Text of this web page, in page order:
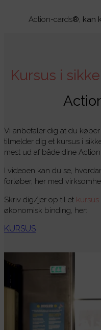
Action-cards®, kan
Kursus i
Vi anbefaler dig at du
tilmelder dig et kursus i
mest ud af både dine
I videoen kan du se,
forløber, her med
Skriv dig/jer op til et
økonomisk binding, her:
KURSUS